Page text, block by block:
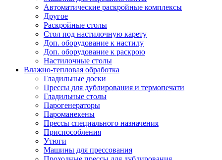
Автоматические раскройные комплексы
Другое
Раскройные столы
Стол под настилочную карету
Доп. оборудование к настилу
Доп. оборудование к раскрою
Настилочные столы
Влажно-тепловая обработка
Гладильные доски
Прессы для дублирования и термопечати
Гладильные столы
Парогенераторы
Пароманекены
Прессы специального назначения
Приспособления
Утюги
Машины для прессования